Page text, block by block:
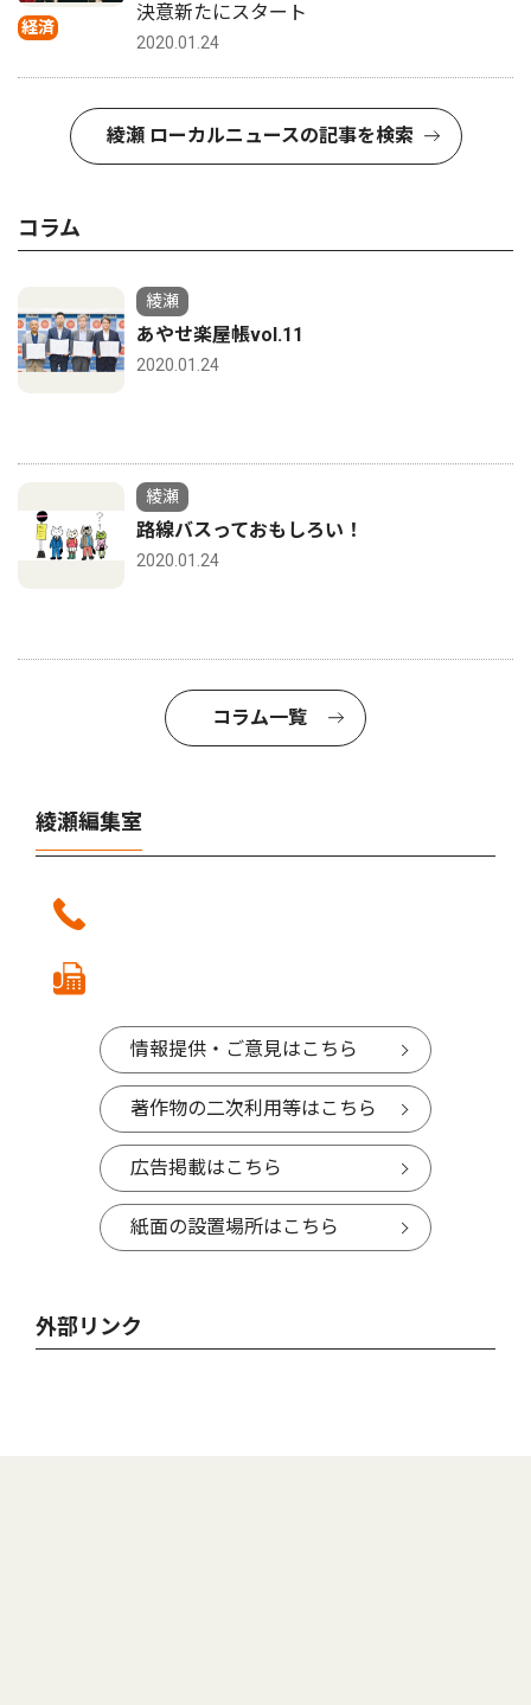
経済
決意新たにスタート
2020.01.24
綾瀬 ローカルニュースの記事を検索
コラム
綾瀬
あやせ楽屋帳vol.11
2020.01.24
綾瀬
路線バスっておもしろい！
2020.01.24
コラム一覧
綾瀬編集室
情報提供・ご意見はこちら
著作物の二次利用等はこちら
広告掲載はこちら
紙面の設置場所はこちら
外部リンク